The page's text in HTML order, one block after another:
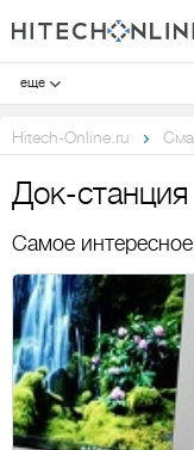
еще
Hitech-Online.ru
Док-станция
Самое интересное